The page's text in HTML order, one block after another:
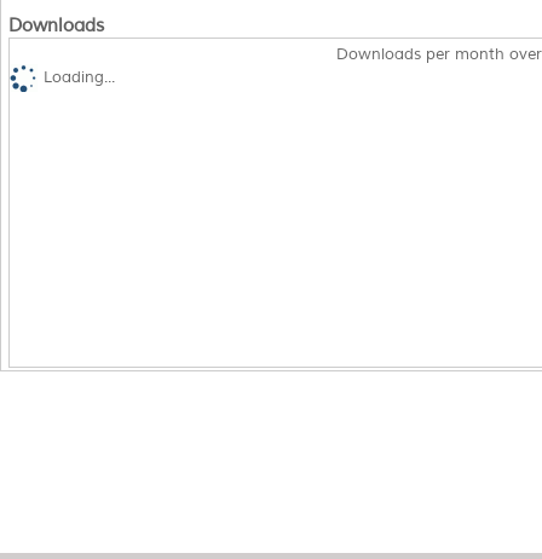
Downloads
Downloads per month
Loading...